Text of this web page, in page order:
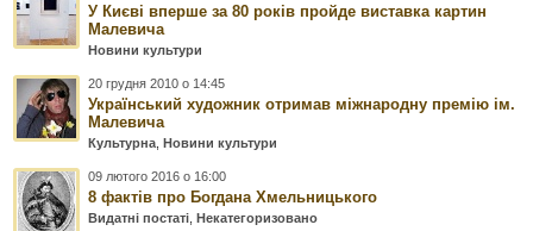
У Києві вперше за 80 років пройде виставка картин
Малевича
Новини культури
20 грудня 2010 о 14:45
Український художник отримав міжнародну премію ім.
Малевича
Культурна ,Новини культури
09 лютого 2016 о 16:00
8 фактів про Богдана Хмельницького
Видатні постаті ,Некатегоризовано